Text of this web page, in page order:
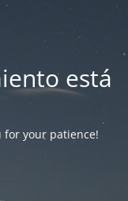
está
for your patience!